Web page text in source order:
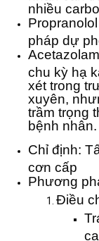
nhiều
pháp dự
chu kỳ hạ
xét trong
xuyên,
trầm trọng
bệnh nhân.
Chỉ định:
cơn cấp
Phương
Điều